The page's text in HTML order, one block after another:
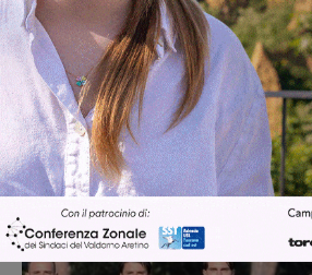
Articolo precedente
Sfratti per morosità, tornano i
contributi del comune per famiglie in
particolari condizioni di difficoltà
Diego,
alla
Ultime Notizie